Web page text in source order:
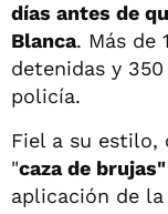
días antes de
Blanca. Más de
detenidas y
policía.
Fiel a su estilo,
"caza de brujas"
aplicación de